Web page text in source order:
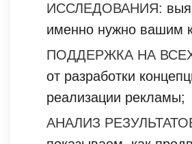
ИССЛЕДОВАНИЯ:
именно нужно вашим
ПОДДЕРЖКА НА
от разработки
реализации рекламы;
АНАЛИЗ